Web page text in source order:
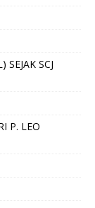
SEJAK SCJ
P. LEO